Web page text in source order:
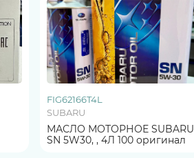
FIG62166T4L
SUBARU
МАСЛО МОТОРНОЕ SUBARU
SN 5W30, , 4Л 100 оригинал